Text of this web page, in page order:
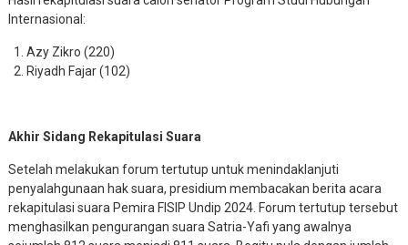
Internasional:
Azy Zikro (220)
Riyadh Fajar (102)
Akhir Sidang Rekapitulasi Suara
Setelah melakukan forum tertutup untuk menindaklanjuti
penyalahgunaan hak suara, presidium membacakan berita acara
rekapitulasi suara Pemira FISIP Undip 2024. Forum tertutup tersebut
menghasilkan pengurangan suara Satria-Yafi yang awalnya